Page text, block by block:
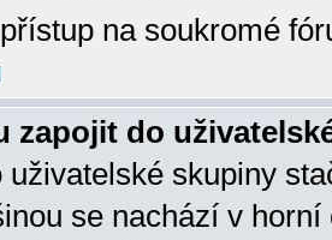
na soukromé
zapojit do
uživatelské skupiny
se nachází v horní